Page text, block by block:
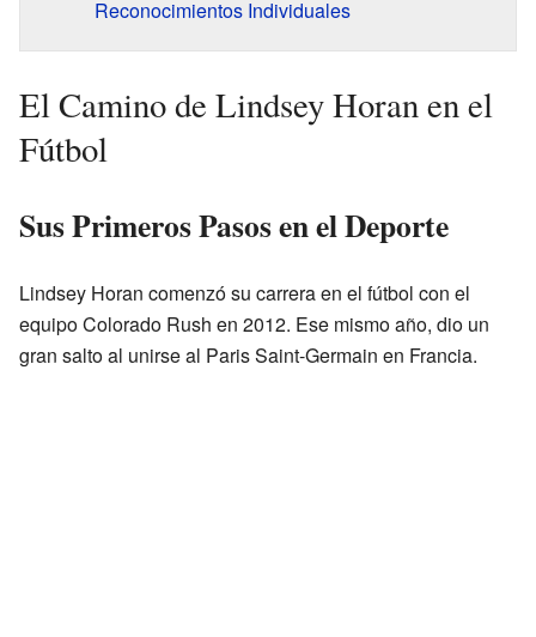
Reconocimientos Individuales
El Camino de Lindsey Horan en el
Fútbol
Sus Primeros Pasos en el Deporte
Lindsey Horan comenzó su carrera en el fútbol con el
equipo Colorado Rush en 2012. Ese mismo año, dio un
gran salto al unirse al Paris Saint-Germain en Francia.